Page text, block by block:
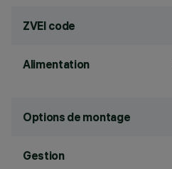
ZVEI code
Alimentation
Options de montage
Gestion